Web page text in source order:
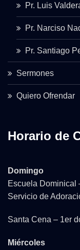
Pr. Luis
Pr. Narciso
Pr. Santiago
Sermones
Quiero Ofrendar
Horario de
Domingo
Escuela Dominical
Servicio de
Santa Cena – 1er
Miércoles